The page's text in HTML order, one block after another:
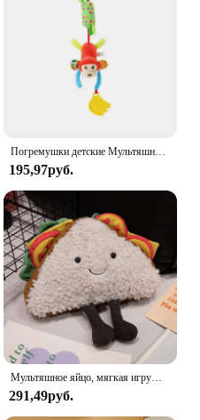
Погремушки детские Мультяшные плюшевые на возраст 0-12 месяцев
195,97руб.
Мультяшное яйцо, мягкая игрушка, выражение еды, хлеба, тостов, серия, кукла на завтрак, забавная декоративная подушка, Детская Удобная кукла, рождественские подарки
291,49руб.